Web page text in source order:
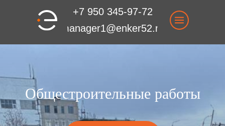
manager1@enker52.ru
+7 950 345-97-72
Общестроительные работы